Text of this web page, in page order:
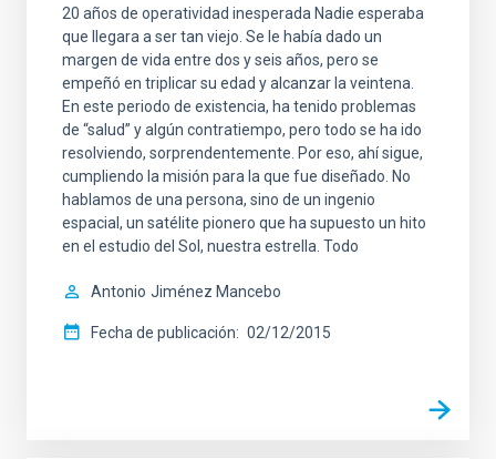
20 años de operatividad inesperada Nadie esperaba
que llegara a ser tan viejo. Se le había dado un
margen de vida entre dos y seis años, pero se
empeñó en triplicar su edad y alcanzar la veintena.
En este periodo de existencia, ha tenido problemas
de “salud” y algún contratiempo, pero todo se ha ido
resolviendo, sorprendentemente. Por eso, ahí sigue,
cumpliendo la misión para la que fue diseñado. No
hablamos de una persona, sino de un ingenio
espacial, un satélite pionero que ha supuesto un hito
en el estudio del Sol, nuestra estrella. Todo
Antonio Jiménez Mancebo
Fecha de publicación 02/12/2015